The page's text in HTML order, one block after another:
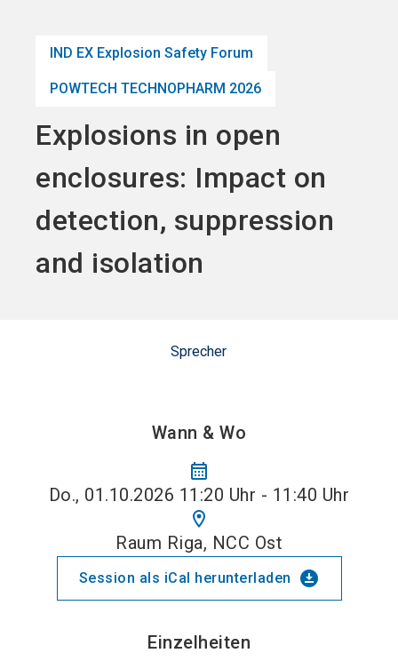
IND EX Explosion Safety Forum
POWTECH TECHNOPHARM 2026
Explosions in open
enclosures: Impact on
detection, suppression
and isolation
Sprecher
Wann & Wo
calendar_month
Do., 01.10.2026 11:20 Uhr - 11:40 Uhr
location_on
Raum Riga, NCC Ost
Session als iCal herunterladen download_for_offline
Einzelheiten